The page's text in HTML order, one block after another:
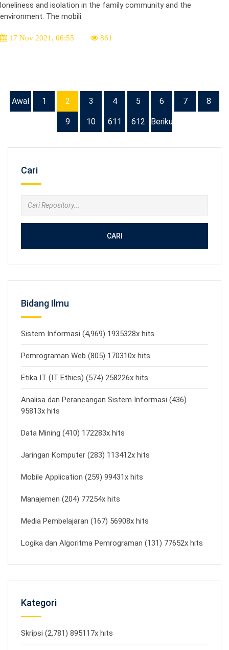
loneliness and isolation in the family community and the
environment. The mobili
17 Nov 2021, 06:55 861
Awal 1 2 3 4 5 6 7 8
9 10 611 612 Berikutnya
Cari
CARI
Bidang Ilmu
Sistem Informasi (4,969) 1935328x hits
Pemrograman Web (805) 170310x hits
Etika IT (IT Ethics) (574) 258226x hits
Analisa dan Perancangan Sistem Informasi (436)
95813x hits
Data Mining (410) 172283x hits
Jaringan Komputer (283) 113412x hits
Mobile Application (259) 99431x hits
Manajemen (204) 77254x hits
Media Pembelajaran (167) 56908x hits
Logika dan Algoritma Pemrograman (131) 77652x hits
Kategori
Skripsi (2,781) 895117x hits